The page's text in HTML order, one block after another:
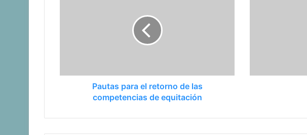
Pautas para el retorno de las
competencias de equitación